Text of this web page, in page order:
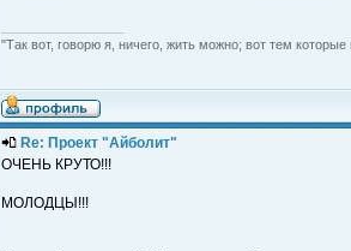
"Так вот, говорю я, ничего, жить можно; вот тем
Re: Проект "Айболит"
ОЧЕНЬ КРУТО!!!
МОЛОДЦЫ!!!